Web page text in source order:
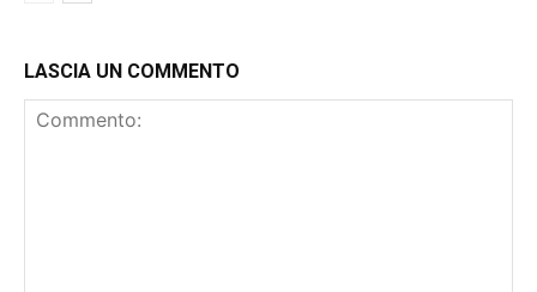
LASCIA UN COMMENTO